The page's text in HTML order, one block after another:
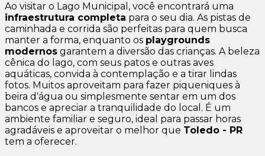
Ao visitar o Lago Municipal, você encontrará uma
infraestrutura completa para o seu dia. As pistas de
caminhada e corrida são perfeitas para quem busca
manter a forma, enquanto os playgrounds
modernos garantem a diversão das crianças. A beleza
cênica do lago, com seus patos e outras aves
aquáticas, convida à contemplação e a tirar lindas
fotos. Muitos aproveitam para fazer piqueniques à
beira d'água ou simplesmente sentar em um dos
bancos e apreciar a tranquilidade do local. É um
ambiente familiar e seguro, ideal para passar horas
agradáveis e aproveitar o melhor que Toledo - PR
tem a oferecer.